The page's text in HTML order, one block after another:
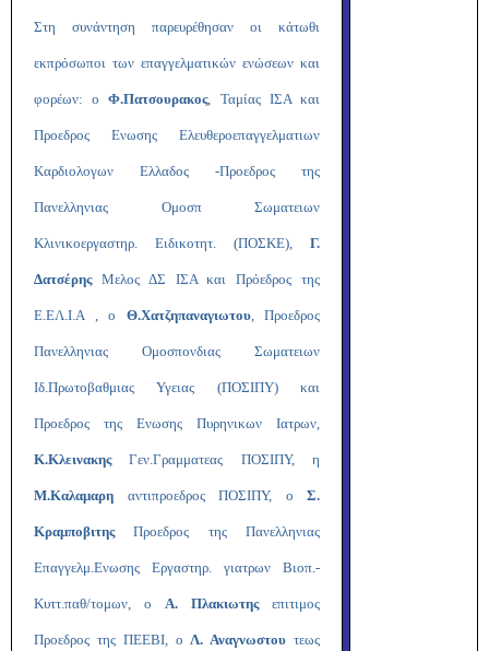
Στη συνάντηση παρευρέθησαν οι κάτωθι
εκπρόσωποι των επαγγελματικών ενώσεων και
φορέων: οΦ.Πατσουρακος, Ταμίας ΙΣΑ και
Προεδρος Ενωσης Ελευθεροεπαγγελματιων
Καρδιολογων Ελλαδος -Προεδρος της
Πανελληνιας Ομοσπ Σωματειων
Κλινικοεργαστηρ. Ειδικοτητ. (ΠΟΣΚΕ), Γ.
ΔατσέρηςΜελος ΔΣ ΙΣΑ και Πρόεδρος της
Ε.ΕΛ.Ι.Α , ο Θ.Χατζηπαναγιωτου, Προεδρος
Πανελληνιας Ομοσπονδιας Σωματειων
Ιδ.Πρωτοβαθμιας Υγειας (ΠΟΣΙΠΥ) και
Προεδρος της Ενωσης Πυρηνικων Ιατρων,
Κ.ΚλεινακηςΓεν.Γραμματεας ΠΟΣΙΠΥ, η
Μ.Καλαμαρη αντιπροεδρος ΠΟΣΙΠΥ, ο Σ.
ΚραμποβιτηςΠροεδρος της Πανελληνιας
Επαγγελμ.Ενωσης Εργαστηρ. γιατρων Βιοπ.-
Κυττ.παθ/τομων, ο Α. Πλακιωτηςεπιτιμος
Προεδρος της ΠΕΕΒΙ, οΛ. Αναγνωστου τεως